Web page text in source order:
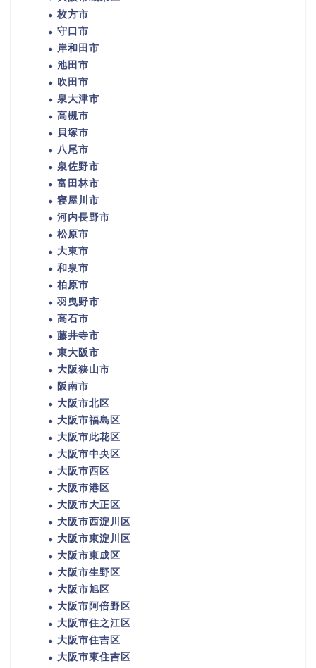
枚方市
守口市
岸和田市
池田市
吹田市
泉大津市
高槻市
貝塚市
八尾市
泉佐野市
富田林市
寝屋川市
河内長野市
松原市
大東市
和泉市
柏原市
羽曳野市
高石市
藤井寺市
東大阪市
大阪狭山市
阪南市
大阪市北区
大阪市福島区
大阪市此花区
大阪市中央区
大阪市西区
大阪市港区
大阪市大正区
大阪市西淀川区
大阪市東淀川区
大阪市東成区
大阪市生野区
大阪市旭区
大阪市阿倍野区
大阪市住之江区
大阪市住吉区
大阪市東住吉区